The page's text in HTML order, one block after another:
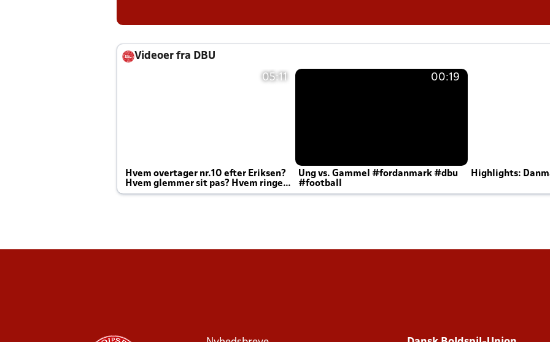
Videoer fra DBU
05:11
Hvem overtager nr.10 efter Eriksen?
Hvem glemmer sit pas? Hvem ringer
Joachim altid til efter kampe?
00:19
Ung vs. Gammel #fordanmark #dbu
#football
Highlights: